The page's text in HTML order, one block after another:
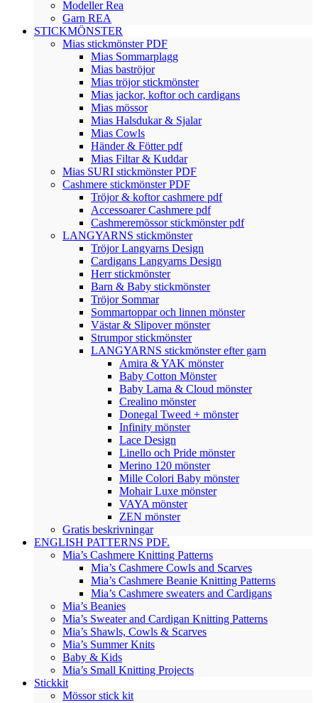
Modeller Rea
Garn REA
STICKMÖNSTER
Mias stickmönster PDF
Mias Sommarplagg
Mias baströjor
Mias tröjor stickmönster
Mias jackor, koftor och cardigans
Mias mössor
Mias Halsdukar & Sjalar
Mias Cowls
Händer & Fötter pdf
Mias Filtar & Kuddar
Mias SURI stickmönster PDF
Cashmere stickmönster PDF
Tröjor & koftor cashmere pdf
Accessoarer Cashmere pdf
Cashmeremössor stickmönster pdf
LANGYARNS stickmönster
Tröjor Langyarns Design
Cardigans Langyarns Design
Herr stickmönster
Barn & Baby stickmönster
Tröjor Sommar
Sommartoppar och linnen mönster
Västar & Slipover mönster
Strumpor stickmönster
LANGYARNS stickmönster efter garn
Amira & YAK mönster
Baby Cotton Mönster
Baby Lama & Cloud mönster
Crealino mönster
Donegal Tweed + mönster
Infinity mönster
Lace Design
Linello och Pride mönster
Merino 120 mönster
Mille Colori Baby mönster
Mohair Luxe mönster
VAYA mönster
ZEN mönster
Gratis beskrivningar
ENGLISH PATTERNS PDF.
Mia’s Cashmere Knitting Patterns
Mia’s Cashmere Cowls and Scarves
Mia’s Cashmere Beanie Knitting Patterns
Mia’s Cashmere sweaters and Cardigans
Mia’s Beanies
Mia’s Sweater and Cardigan Knitting Patterns
Mia’s Shawls, Cowls & Scarves
Mia’s Summer Knits
Baby & Kids
Mia’s Small Knitting Projects
Stickkit
Mössor stick kit